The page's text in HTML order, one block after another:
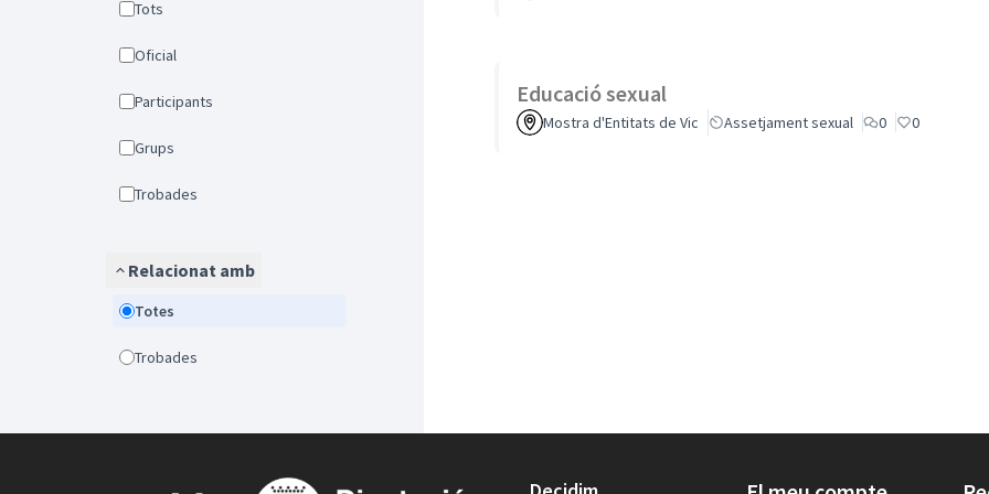
Tots
Oficial
Participants
Grups
Trobades
Relacionat amb
Totes
Trobades
Educació sexual
Mostra d'Entitats de Vic Assetjament sexual 0 0